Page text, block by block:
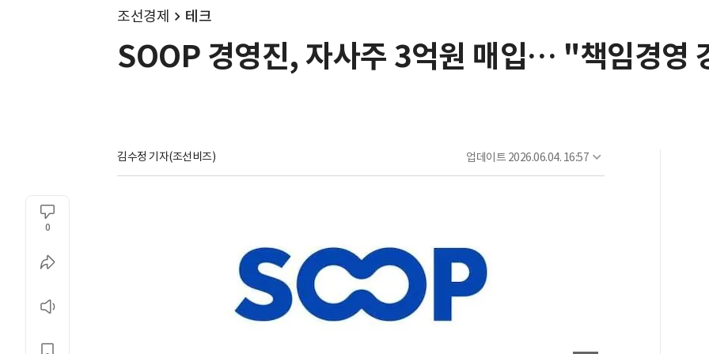
조선경제 테크
SOOP 경영진, 자사주 3억원 매입… "책임경영
김수정 기자(조선비즈) 업데이트 2026.06.04. 16:57
0